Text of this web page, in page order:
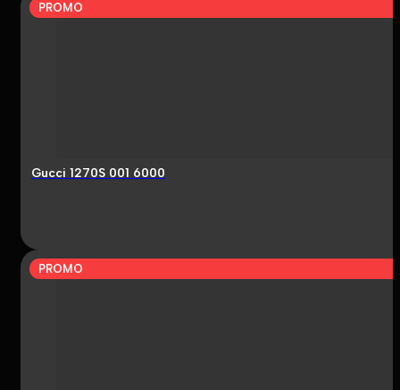
PROMO
Gucci 1270S 001 6000
PROMO